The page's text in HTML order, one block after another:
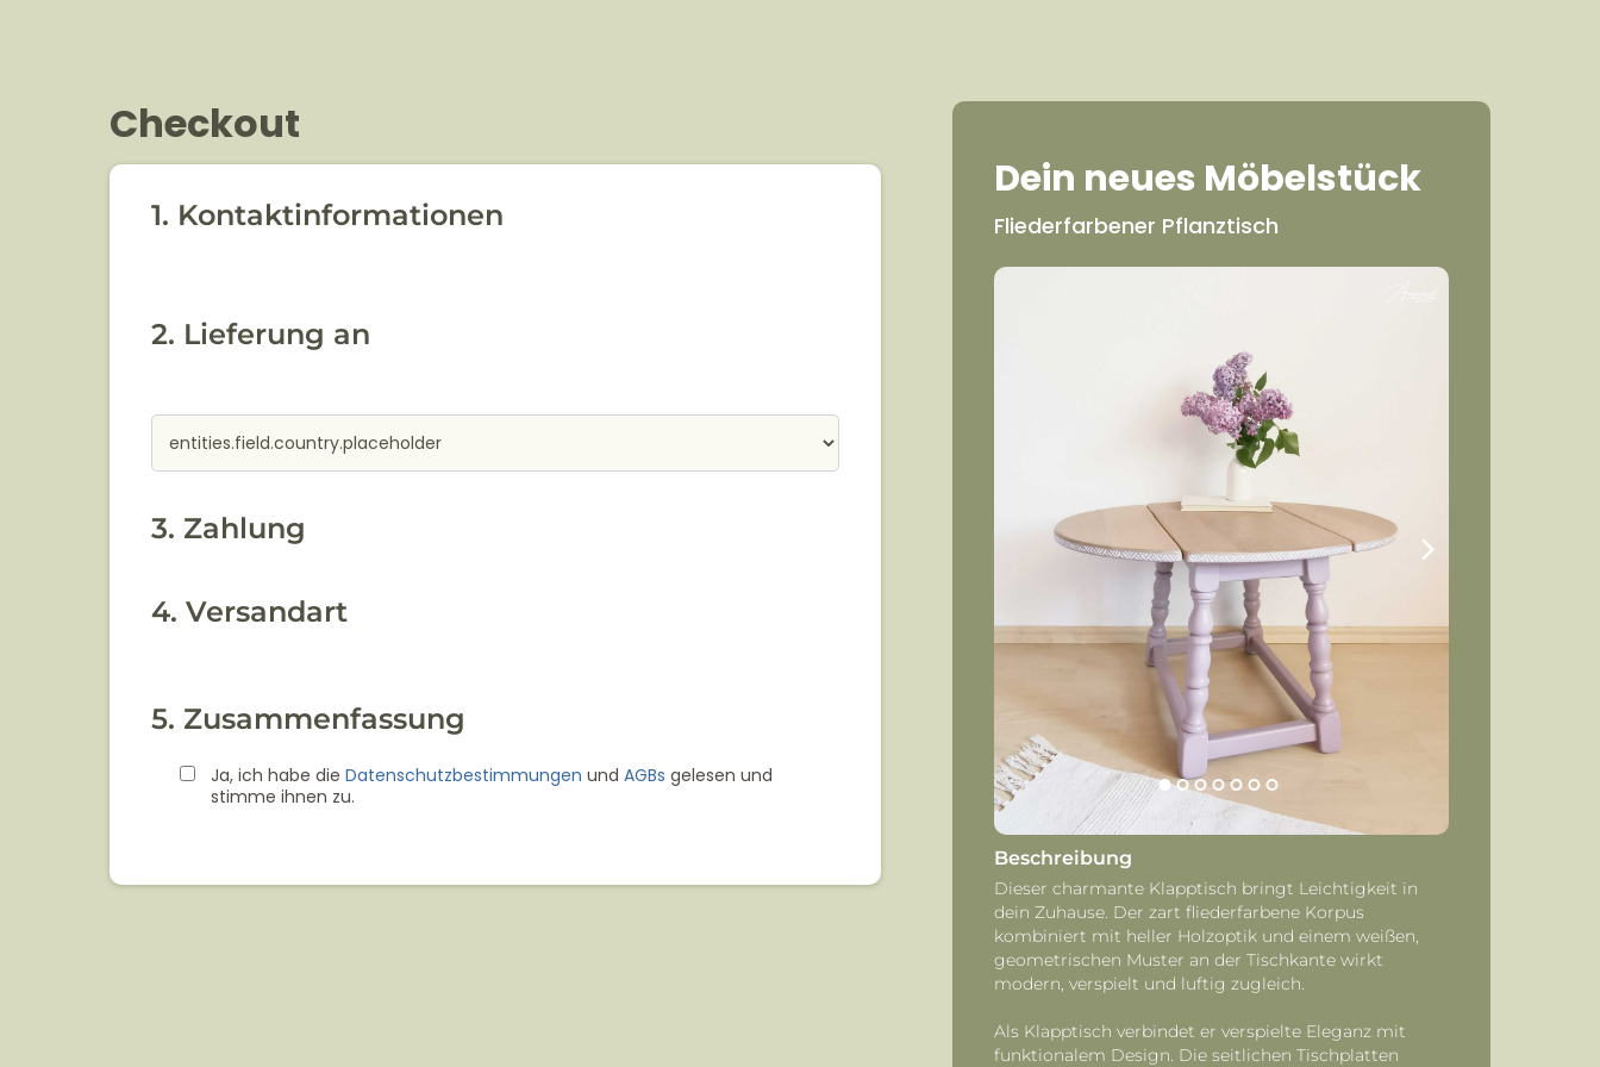
Checkout
1. Kontaktinformationen
2. Lieferung an
3. Zahlung
4. Versandart
5. Zusammenfassung
Ja, ich habe die Datenschutzbestimmungen und AGBs gelesen und
stimme ihnen zu.
Dein neues Möbelstück
Fliederfarbener Pflanztisch
Beschreibung
Dieser charmante Klapptisch bringt Leichtigkeit in
dein Zuhause. Der zart fliederfarbene Korpus
kombiniert mit heller Holzoptik und einem weißen,
geometrischen Muster an der Tischkante wirkt
modern, verspielt und luftig zugleich.
Als Klapptisch verbindet er verspielte Eleganz mit
funktionalem Design. Die seitlichen Tischplatten